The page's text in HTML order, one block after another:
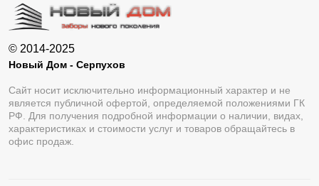
© 2014-2025
Новый Дом - Серпухов
Сайт носит исключительно информационный характер и не
является публичной офертой, определяемой положениями ГК
РФ. Для получения подробной информации о наличии, видах,
характеристиках и стоимости услуг и товаров обращайтесь в
офис продаж.